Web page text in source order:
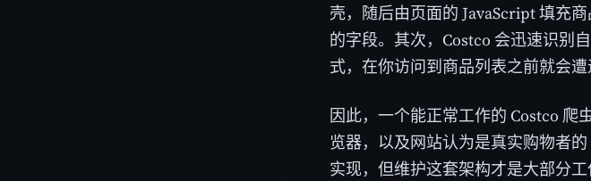
壳，随后由页面的 JavaScript 填充
的字段。其次，Costco 会迅速识别
式，在你访问到商品列表之前就会
因此，一个能正常工作的 Costco 爬
览器，以及网站认为是真实购物者
实现，但维护这套架构才是大部分